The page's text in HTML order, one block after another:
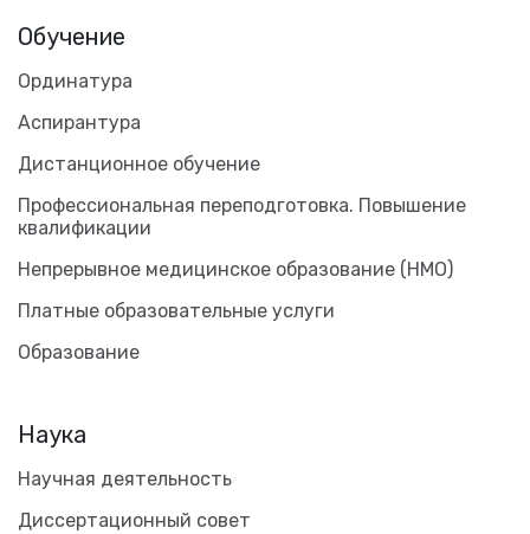
Обучение
Ординатура
Аспирантура
Дистанционное обучение
Профессиональная переподготовка. Повышение
квалификации
Непрерывное медицинское образование (НМО)
Платные образовательные услуги
Образование
Наука
Научная деятельность
Диссертационный совет